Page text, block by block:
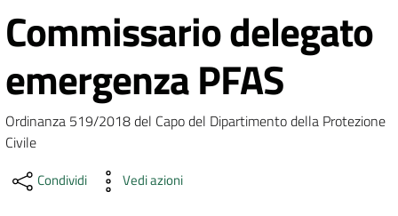
AMBIENTALI
TERRITORIO
Vai al contenuto
Commissario delegato
emergenza PFAS
Ordinanza 519/2018 del Capo del Dipartimento della Protezione
Civile
Condividi Vedi azioni